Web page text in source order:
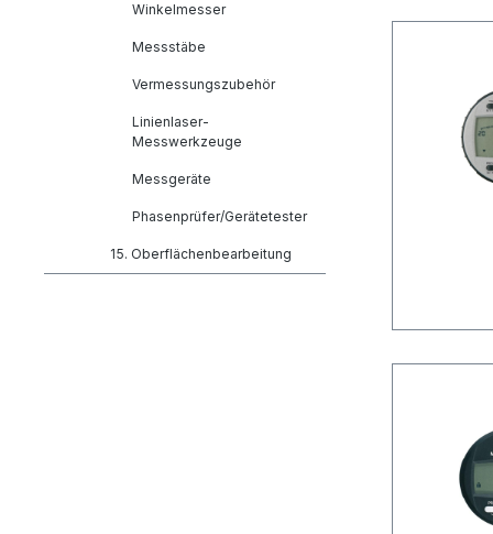
Winkelmesser
Messstäbe
Vermessungszubehör
Linienlaser-
Messwerkzeuge
Messgeräte
Phasenprüfer/Gerätetester
15. Oberflächenbearbeitung